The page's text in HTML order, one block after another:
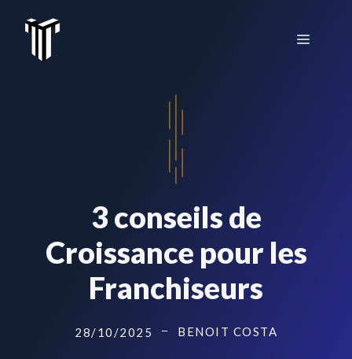
contenu
Menu
3 conseils de
Croissance pour les
Franchiseurs
28/10/2025 BENOIT COSTA